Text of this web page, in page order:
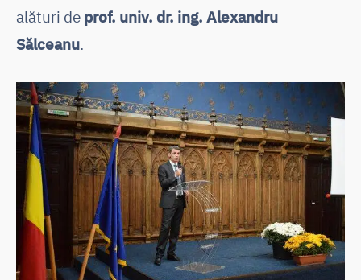
alături de prof. univ. dr. ing. Alexandru
Sălceanu.